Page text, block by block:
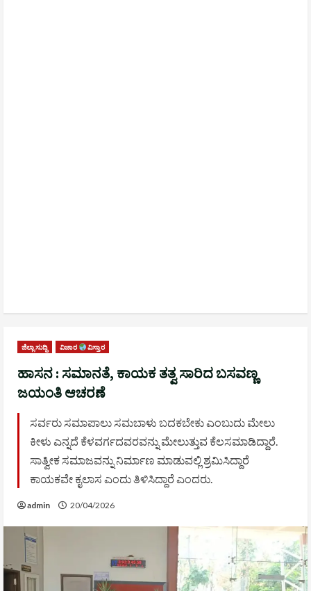
ಜಿಲ್ಲಾ ಸುದ್ದಿ ವಿಚಾರ ವಿಸ್ತಾರ
ಹಾಸನ : ಸಮಾನತೆ, ಕಾಯಕ ತತ್ವ ಸಾರಿದ ಬಸವಣ್ಣ
ಜಯಂತಿ ಆಚರಣೆ
ಸರ್ವರು ಸಮಾಪಾಲು ಸಮಬಾಳು ಬದಕಬೇಕು ಎಂಬುದು ಮೇಲು
ಕೀಳು ಎನ್ನದೆ ಕೆಳವರ್ಗದವರವನ್ನು ಮೇಲುತ್ತುವ ಕೆಲಸಮಾಡಿದ್ದಾರೆ.
ಸಾತ್ವೀಕ ಸಮಾಜವನ್ನು ನಿರ್ಮಾಣ ಮಾಡುವಲ್ಲಿ ಶ್ರಮಿಸಿದ್ದಾರೆ
ಕಾಯಕವೇ ಕೖಲಾಸ ಎಂದು ತಿಳಿಸಿದ್ದಾರೆ ಎಂದರು.
admin 20/04/2026